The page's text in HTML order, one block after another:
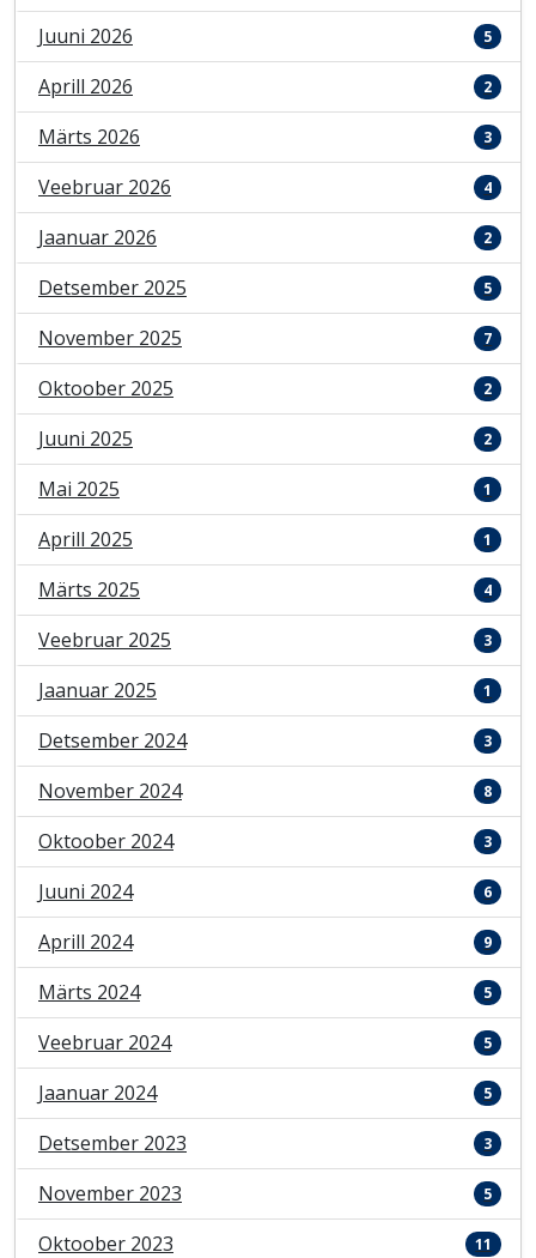
Juuni 2026
5
Aprill 2026 2
Märts 2026 3
Veebruar 2026 4
Jaanuar 2026 2
Detsember 2025 5
November 2025 7
Oktoober 2025 2
Juuni 2025 2
Mai 2025 1
Aprill 2025 1
Märts 2025 4
Veebruar 2025 3
Jaanuar 2025 1
Detsember 2024 3
November 2024 8
Oktoober 2024 3
Juuni 2024 6
Aprill 2024 9
Märts 2024 5
Veebruar 2024 5
Jaanuar 2024 5
Detsember 2023 3
November 2023 5
Oktoober 2023 11